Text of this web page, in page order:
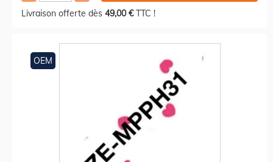
Livraison offerte dès 49,00 €TTC !
OEM